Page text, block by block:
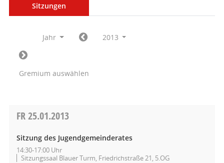
Sitzungen
Jahr 2013
Gremium auswählen
FR25.01.2013
Sitzung des Jugendgemeinderates
14:30-17:00 Uhr
Sitzungssaal Blauer Turm, Friedrichstraße 21, 5.OG